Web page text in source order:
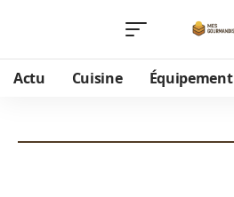
Actu Cuisine Équipement